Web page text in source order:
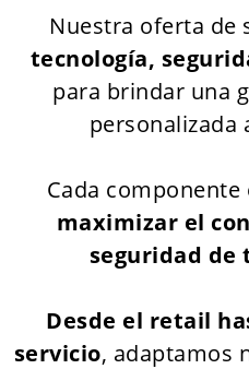
Nuestra oferta de
tecnología,
para brindar una
personalizada
Cada
maximizar el
seguridad de
Desde el retail
servicio, adaptamos